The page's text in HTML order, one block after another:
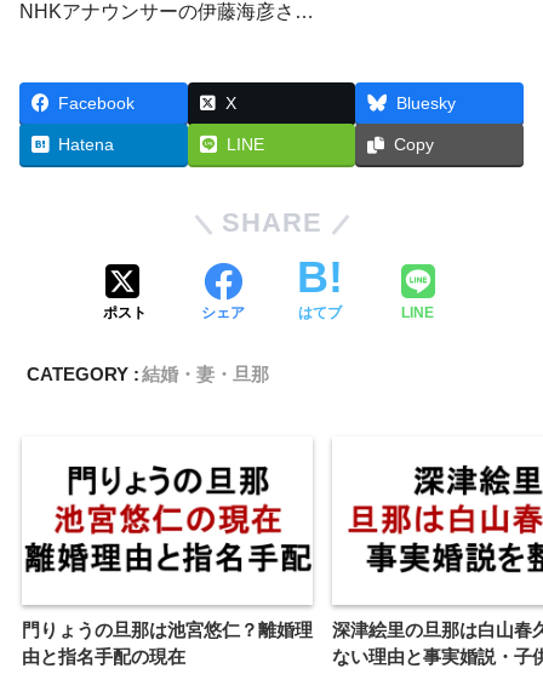
NHKアナウンサーの伊藤海彦さ…
Facebook X Bluesky
Hatena LINE Copy
SHARE
ポスト シェア はてブ LINE
CATEGORY :結婚・妻・旦那
門りょうの旦那は池宮悠仁？離婚理
由と指名手配の現在
深津絵里の旦那は白山春
ない理由と事実婚説・子